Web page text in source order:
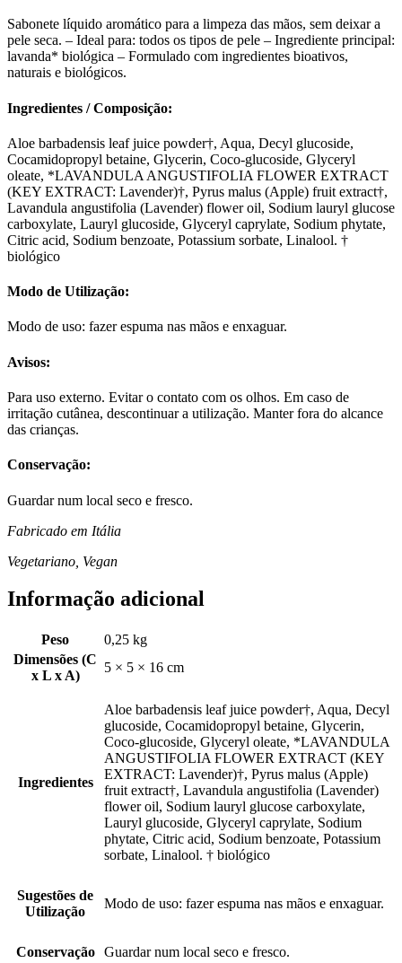
Sabonete líquido aromático para a limpeza das mãos, sem deixar a
pele seca. – Ideal para: todos os tipos de pele – Ingrediente principal:
lavanda* biológica – Formulado com ingredientes bioativos,
naturais e biológicos.
Ingredientes / Composição:
Aloe barbadensis leaf juice powder†, Aqua, Decyl glucoside,
Cocamidopropyl betaine, Glycerin, Coco-glucoside, Glyceryl
oleate, *LAVANDULA ANGUSTIFOLIA FLOWER EXTRACT
(KEY EXTRACT: Lavender)†, Pyrus malus (Apple) fruit extract†,
Lavandula angustifolia (Lavender) flower oil, Sodium lauryl glucose
carboxylate, Lauryl glucoside, Glyceryl caprylate, Sodium phytate,
Citric acid, Sodium benzoate, Potassium sorbate, Linalool. †
biológico
Modo de Utilização:
Modo de uso: fazer espuma nas mãos e enxaguar.
Avisos:
Para uso externo. Evitar o contato com os olhos. Em caso de
irritação cutânea, descontinuar a utilização. Manter fora do alcance
das crianças.
Conservação:
Guardar num local seco e fresco.
Fabricado em Itália
Vegetariano, Vegan
Informação adicional
Peso
0,25 kg
Dimensões (C
x L x A)
5 × 5 × 16 cm
Ingredientes
Aloe barbadensis leaf juice powder†, Aqua, Decyl
glucoside, Cocamidopropyl betaine, Glycerin,
Coco-glucoside, Glyceryl oleate, *LAVANDULA
ANGUSTIFOLIA FLOWER EXTRACT (KEY
EXTRACT: Lavender)†, Pyrus malus (Apple)
fruit extract†, Lavandula angustifolia (Lavender)
flower oil, Sodium lauryl glucose carboxylate,
Lauryl glucoside, Glyceryl caprylate, Sodium
phytate, Citric acid, Sodium benzoate, Potassium
sorbate, Linalool. † biológico
Sugestões de
Utilização
Modo de uso: fazer espuma nas mãos e enxaguar.
Conservação Guardar num local seco e fresco.